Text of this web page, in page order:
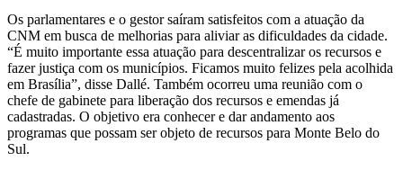
Os parlamentares e o gestor saíram satisfeitos com a atuação da
CNM em busca de melhorias para aliviar as dificuldades da cidade.
“É muito importante essa atuação para descentralizar os recursos e
fazer justiça com os municípios. Ficamos muito felizes pela acolhida
em Brasília”, disse Dallé. Também ocorreu uma reunião com o
chefe de gabinete para liberação dos recursos e emendas já
cadastradas. O objetivo era conhecer e dar andamento aos
programas que possam ser objeto de recursos para Monte Belo do
Sul.